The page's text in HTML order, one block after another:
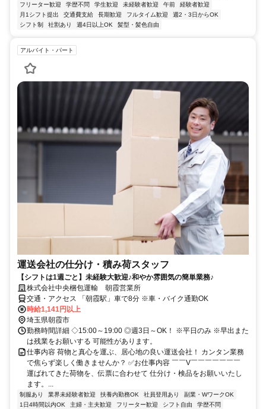
フリーター歓迎
学歴不問 学生歓迎 未経験者歓迎 午前
経験者歓迎
月1シフト提出
交通費支給 長期歓迎 フルタイム歓迎
週2・3日からOK
シフト制
社割あり 週4日以上OK 髪型・髪色自由
アルバイト・パート
運送会社の仕分け・積み荷スタッフ
【シフトは1週ごと】未経験大歓迎♪和やか雰囲気の簡単業務♪
株式会社中央梱包運輸 朝霞営業所
交通・アクセス 「朝霞駅」車で8分 ※車・バイク通勤OK
時給1,141円以上
埼玉県朝霞市
勤務時間詳細 ◇15:00～19:00 ◎週3日～OK！ ※平日のみ ※早出また
は残業をお願いする 可能性があります。
仕事内容 荷物と真心を運ぶ、居心地の良い運送会社！ カンタン業務
で焦らず楽しく働きませんか？ ✅お仕事内容 ￣￣V￣￣￣￣￣￣￣
運ばれてきた荷物を、伝票に合わせて 仕分け・検品をお願いいたし
ます。...
制服あり 業界未経験者歓迎 扶養内勤務OK 社員登用あり
副業・WワークOK
1日4時間以内OK
主婦・主夫歓迎 フリーター歓迎 シフト自由
学歴不問